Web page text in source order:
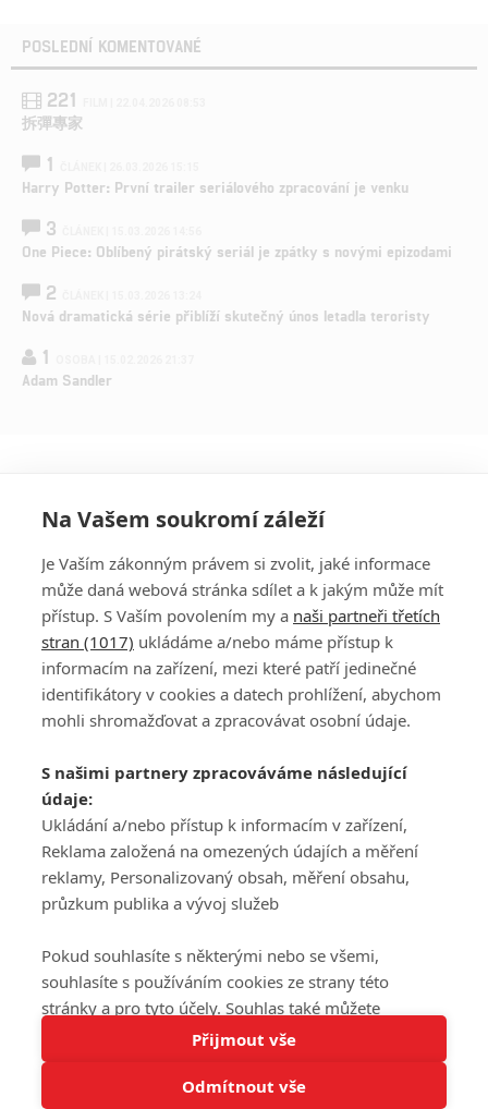
Tato stránka používá soubory cookies.
POSLEDNÍ KOMENTOVANÉ
221
拆彈專家
1
Harry Potter: První trailer seriálového zpracování je venku
3
One Piece: Oblíbený pirátský seriál je zpátky s novými epizodami
2
Nová dramatická série přiblíží skutečný únos letadla teroristy
1
Adam Sandler
PŘIHLÁSIT
REGISTROVAT
DISKUZE
Šéfredaktorkou webu jePetr Slavík, e-mailserialy@fandimefilmu.cz
Máte-li zájem o inzerci na našem webu napište nám na e-mail
studio@koncal.com
Ochrana osobních údajů|Zásady používání cookies |Pravidla webu
Upravit nastavení soukromí
© 2016 – 2026 FandimeSerialum.cz / All rights reserved /
Na Vašem soukromí záleží
Je Vaším zákonným právem si zvolit, jaké informace
může daná webová stránka sdílet a k jakým může mít
přístup. S Vaším povolením my a naši partneři třetích
stran (1017) ukládáme a/nebo máme přístup k
informacím na zařízení, mezi které patří jedinečné
identifikátory v cookies a datech prohlížení, abychom
mohli shromažďovat a zpracovávat osobní údaje.
S našimi partnery zpracováváme následující
údaje:
Ukládání a/nebo přístup k informacím v zařízení,
Reklama založená na omezených údajích a měření
reklamy, Personalizovaný obsah, měření obsahu,
průzkum publika a vývoj služeb
Pokud souhlasíte s některými nebo se všemi,
souhlasíte s používáním cookies ze strany této
stránky a pro tyto účely. Souhlas také můžete
odmítnout, ale v takovém případě vám na stránce
nebudou k dispozici některé personalizované funkce.
Vaše volby souhlasu se budou vztahovat pouze na
Přijmout vše
Odmítnout vše